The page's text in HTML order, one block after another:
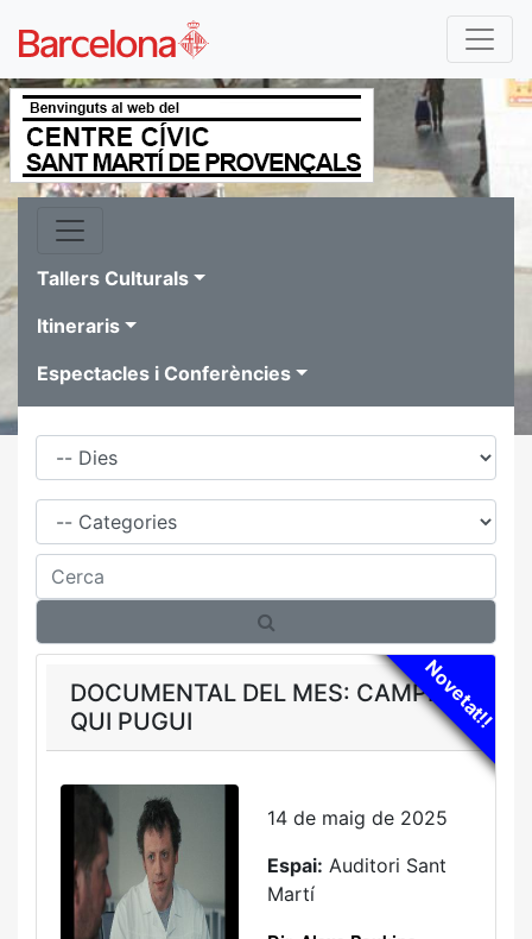
Tallers Culturals
Itineraris
Espectacles i Conferències
Dies
Família
Cerca
Novetat!!
DOCUMENTAL DEL MES: CAMPI
QUI PUGUI
14 de maig de 2025
Espai: Auditori Sant
Martí